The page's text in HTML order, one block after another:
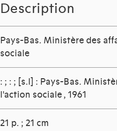
Description
Pays-Bas. Ministère des
sociale
: ; : ; [s.l] : Pays-Bas.
l'action sociale , 1961
21 p. ; 21 cm